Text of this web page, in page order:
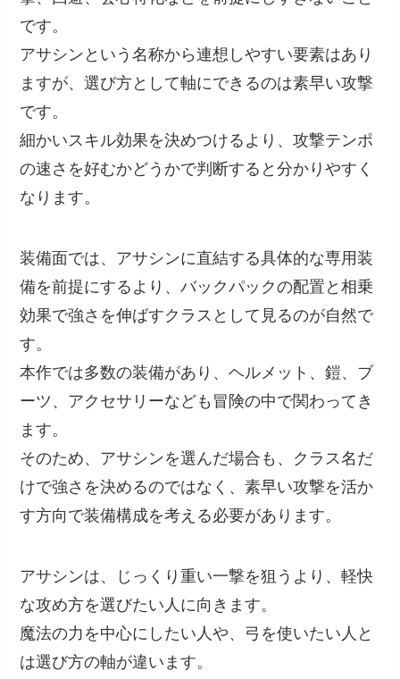
です。
アサシンという名称から連想しやすい要素はあり
ますが、選び方として軸にできるのは素早い攻撃
です。
細かいスキル効果を決めつけるより、攻撃テンポ
の速さを好むかどうかで判断すると分かりやすく
なります。
装備面では、アサシンに直結する具体的な専用装
備を前提にするより、バックパックの配置と相乗
効果で強さを伸ばすクラスとして見るのが自然で
す。
本作では多数の装備があり、ヘルメット、鎧、ブ
ーツ、アクセサリーなども冒険の中で関わってき
ます。
そのため、アサシンを選んだ場合も、クラス名だ
けで強さを決めるのではなく、素早い攻撃を活か
す方向で装備構成を考える必要があります。
アサシンは、じっくり重い一撃を狙うより、軽快
な攻め方を選びたい人に向きます。
魔法の力を中心にしたい人や、弓を使いたい人と
は選び方の軸が違います。